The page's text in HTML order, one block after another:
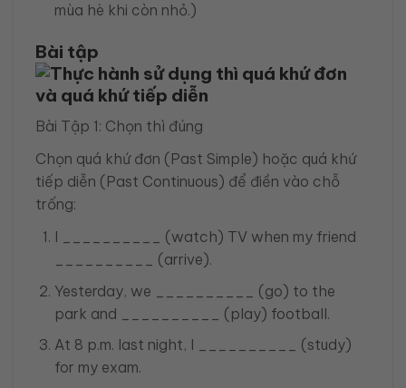
mùa hè khi còn nhỏ.)
Bài tập
Bài Tập 1: Chọn thì đúng
Chọn quá khứ đơn (Past Simple) hoặc quá khứ
tiếp diễn (Past Continuous) để điền vào chỗ
trống:
I __________ (watch) TV when my friend
__________ (arrive).
Yesterday, we __________ (go) to the
park and __________ (play) football.
At 8 p.m. last night, I __________ (study)
for my exam.